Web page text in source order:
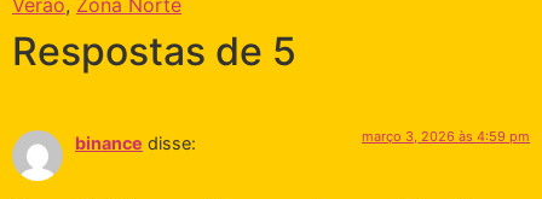
Respostas de 5
binance disse: março 3, 2026 às 4:59 pm